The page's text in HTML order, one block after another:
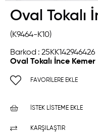
Oval Tokalı
(K9464-K10)
Barkod : 25KK142946426
Oval Tokalı İnce Kemer
FAVORILERE EKLE
İSTEK LISTEME EKLE
KARŞILAŞTIR